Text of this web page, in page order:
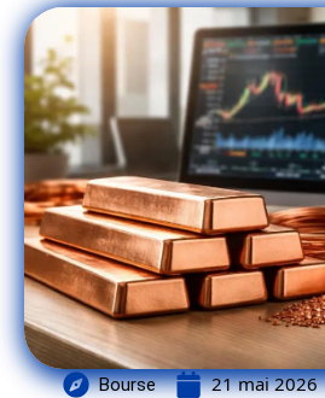
Bourse 21 mai 2026